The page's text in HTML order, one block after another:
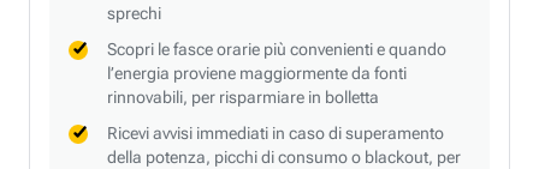
sprechi
Scopri le fasce orarie più convenienti e quando
l’energia proviene maggiormente da fonti
rinnovabili, per risparmiare in bolletta
Ricevi avvisi immediati in caso di superamento
della potenza, picchi di consumo o blackout, per